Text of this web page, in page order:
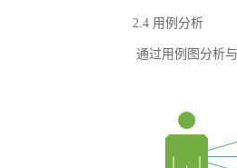
2.4 用例分析
通过用例图分析